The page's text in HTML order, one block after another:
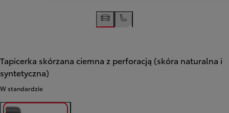
Tapicerka skórzana ciemna z perforacją (skóra naturalna i
syntetyczna)
W standardzie